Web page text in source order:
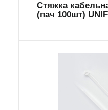
Стяжка
(пач 100шт)